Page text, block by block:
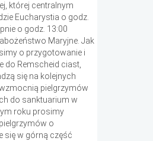
której centralnym
Eucharystia o godz.
o godz. 13:00
Maryjne. Jak
o przygotowanie i
do Remscheid ciast,
się na kolejnych
pielgrzymów
do sanktuarium w
roku prosimy
o
się w górną część